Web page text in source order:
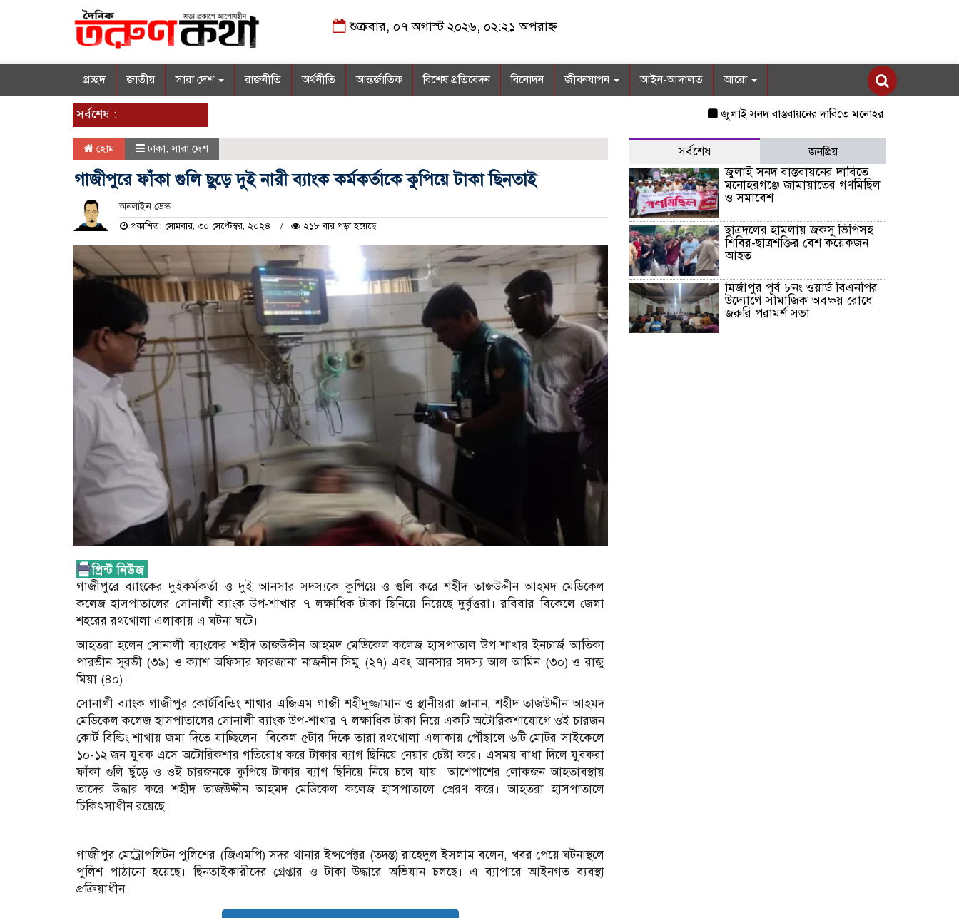
শুক্রবার, ০৭ অগাস্ট ২০২৬, ০২:২১ অপরাহ্ন
প্রচ্ছদ জাতীয় সারা দেশ রাজনীতি অর্থনীতি আন্তর্জাতিক বিশেষ প্রতিবেদন বিনোদন জীবনযাপন আইন-আদালত আরো
সর্বশেষ : জুলাই সনদ বাস্তবায়নের দাবিতে মনোহরগঞ্জে জামায়াতের
হোম ঢাকা,সারা দেশ
গাজীপুরে ফাঁকা গুলি ছুড়ে দুই নারী ব্যাংক কর্মকর্তাকে কুপিয়ে টাকা ছিনতাই
অনলাইন ডেস্ক
প্রকাশিত: সোমবার, ৩০ সেপ্টেম্বর, ২০২৪ ২১৮ বার পড়া হয়েছে
গাজীপুরে ব্যাংকের দুইকর্মকর্তা ও দুই আনসার সদস্যকে কুপিয়ে ও গুলি করে শহীদ তাজউদ্দীন আহমদ মেডিকেল
কলেজ হাসপাতালের সোনালী ব্যাংক উপ-শাখার ৭ লক্ষাধিক টাকা ছিনিয়ে নিয়েছে দুর্বৃত্তরা। রবিবার বিকেলে জেলা
শহরের রথখোলা এলাকায় এ ঘটনা ঘটে।
আহতরা হলেন সোনালী ব্যাংকের শহীদ তাজউদ্দীন আহমদ মেডিকেল কলেজ হাসপাতাল উপ-শাখার ইনচার্জ আতিকা
পারভীন সুরভী (৩৯) ও ক্যাশ অফিসার ফারজানা নাজনীন সিমু (২৭) এবং আনসার সদস্য আল আমিন (৩০) ও রাজু
মিয়া (৪০)।
সোনালী ব্যাংক গাজীপুর কোর্টবিল্ডিং শাখার এজিএম গাজী শহীদুজ্জামান ও স্থানীয়রা জানান, শহীদ তাজউদ্দীন আহমদ
মেডিকেল কলেজ হাসপাতালের সোনালী ব্যাংক উপ-শাখার ৭ লক্ষাধিক টাকা নিয়ে একটি অটোরিকশাযোগে ওই চারজন
কোর্ট বিল্ডিং শাখায় জমা দিতে যাচ্ছিলেন। বিকেল ৫টার দিকে তারা রথখোলা এলাকায় পৌঁছালে ৬টি মোটর সাইকেলে
১০-১২ জন যুবক এসে অটোরিকশার গতিরোধ করে টাকার ব্যাগ ছিনিয়ে নেয়ার চেষ্টা করে। এসময় বাধা দিলে যুবকরা
ফাঁকা গুলি ছুঁড়ে ও ওই চারজনকে কুপিয়ে টাকার ব্যাগ ছিনিয়ে নিয়ে চলে যায়। আশেপাশের লোকজন আহতাবস্থায়
তাদের উদ্ধার করে শহীদ তাজউদ্দীন আহমদ মেডিকেল কলেজ হাসপাতালে প্রেরণ করে। আহতরা হাসপাতালে
চিকিৎসাধীন রয়েছে।
গাজীপুর মেট্রোপলিটন পুলিশের (জিএমপি) সদর থানার ইন্সপেক্টর (তদন্ত) রাহেদুল ইসলাম বলেন, খবর পেয়ে ঘটনাস্থলে
পুলিশ পাঠানো হয়েছে। ছিনতাইকারীদের গ্রেপ্তার ও টাকা উদ্ধারে অভিযান চলছে। এ ব্যাপারে আইনগত ব্যবস্থা
প্রক্রিয়াধীন।
সর্বশেষ জনপ্রিয়
জুলাই সনদ বাস্তবায়নের দাবিতে
মনোহরগঞ্জে জামায়াতের গণমিছিল
ও সমাবেশ
ছাত্রদলের হামলায় জকসু ভিপিসহ
শিবির-ছাত্রশক্তির বেশ কয়েকজন
আহত
মির্জাপুর পূর্ব ৮নং ওয়ার্ড বিএনপির
উদ্যোগে সামাজিক অবক্ষয় রোধে
জরুরি পরামর্শ সভা